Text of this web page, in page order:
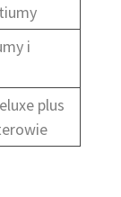
i
plus